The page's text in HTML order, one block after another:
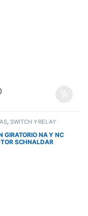
, SWITCH Y RELAY
GIRATORIO NA Y NC
SCHNALDAR